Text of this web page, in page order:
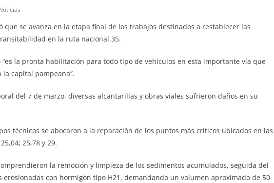
que se avanza en la etapa final de los trabajos destinados a restablecer las
en la ruta nacional 35.
la pronta habilitación para todo tipo de vehículos en esta importante vía que
la capital pampeana”.
del 7 de marzo, diversas alcantarillas y obras viales sufrieron daños en su
técnicos se abocaron a la reparación de los puntos más críticos ubicados en las
25,78 y 29.
la remoción y limpieza de los sedimentos acumulados, seguida del
erosionadas con hormigón tipo H21, demandando un volumen aproximado de 50